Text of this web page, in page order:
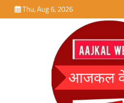
to
Thu, Aug 6, 2026